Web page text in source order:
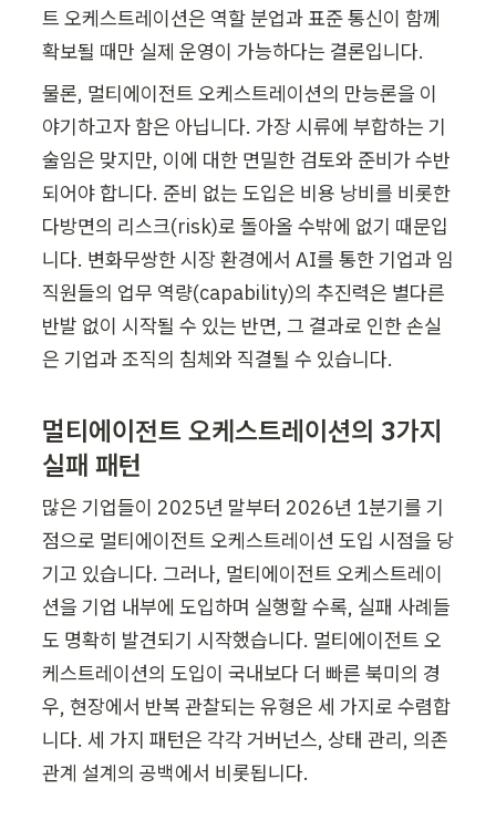
트 오케스트레이션은 역할 분업과 표준 통신이 함께
확보될 때만 실제 운영이 가능하다는 결론입니다.
물론, 멀티에이전트 오케스트레이션의 만능론을 이
야기하고자 함은 아닙니다. 가장 시류에 부합하는 기
술임은 맞지만, 이에 대한 면밀한 검토와 준비가 수반
되어야 합니다. 준비 없는 도입은 비용 낭비를 비롯한
다방면의 리스크(risk)로 돌아올 수밖에 없기 때문입
니다. 변화무쌍한 시장 환경에서 AI를 통한 기업과 임
직원들의 업무 역량(capability)의 추진력은 별다른
반발 없이 시작될 수 있는 반면, 그 결과로 인한 손실
은 기업과 조직의 침체와 직결될 수 있습니다.
멀티에이전트 오케스트레이션의 3가지
실패 패턴
많은 기업들이 2025년 말부터 2026년 1분기를 기
점으로 멀티에이전트 오케스트레이션 도입 시점을 당
기고 있습니다. 그러나, 멀티에이전트 오케스트레이
션을 기업 내부에 도입하며 실행할 수록, 실패 사례들
도 명확히 발견되기 시작했습니다. 멀티에이전트 오
케스트레이션의 도입이 국내보다 더 빠른 북미의 경
우, 현장에서 반복 관찰되는 유형은 세 가지로 수렴합
니다. 세 가지 패턴은 각각 거버넌스, 상태 관리, 의존
관계 설계의 공백에서 비롯됩니다.